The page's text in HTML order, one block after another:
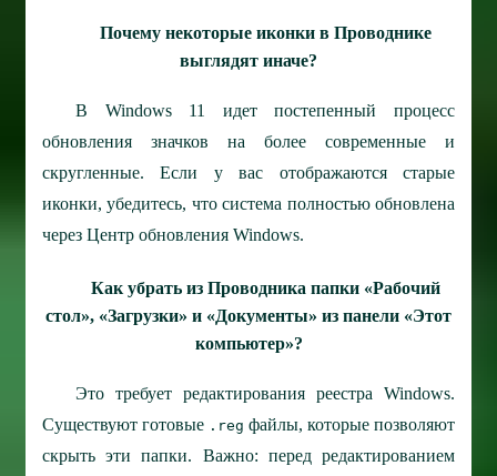
Почему некоторые иконки в Проводнике
выглядят иначе?
В Windows 11 идет постепенный процесс
обновления значков на более современные и
скругленные. Если у вас отображаются старые
иконки, убедитесь, что система полностью обновлена
через Центр обновления Windows.
Как убрать из Проводника папки «Рабочий
стол», «Загрузки» и «Документы» из панели «Этот
компьютер»?
Это требует редактирования реестра Windows.
Существуют готовые .reg файлы, которые позволяют
скрыть эти папки. Важно: перед редактированием